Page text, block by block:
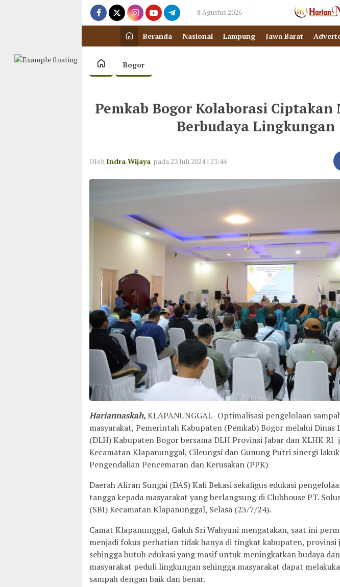
8 Agustus 2026
Beranda Nasional Lampung Jawa Barat
Bogor
Pemkab Bogor Kolaborasi Ciptakan
Berbudaya Lingkungan
Oleh Indra Wijaya pada 23 Juli 2024 | 23:44
Hariannaskah,KLAPANUNGGAL- Optimalisasi pengelolaan
masyarakat, Pemerintah Kabupaten (Pemkab) Bogor melalui Dinas
(DLH) Kabupaten Bogor bersama DLH Provinsi Jabar dan KLHK RI
Kecamatan Klapanunggal, Cileungsi dan Gunung Putri sinergi
Pengendalian Pencemaran dan Kerusakan (PPK)
Daerah Aliran Sungai (DAS) Kali Bekasi sekaligus edukasi
tangga kepada masyarakat yang berlangsung di Clubhouse PT.
(SBI) Kecamatan Klapanunggal, Selasa (23/7/24).
Camat Klapanunggal, Galuh Sri Wahyuni mengatakan, saat ini
menjadi fokus perhatian tidak hanya di tingkat kabupaten, provinsi
sehingga butuh edukasi yang masif untuk meningkatkan budaya
masyarakat peduli lingkungan sehingga masyarakat dapat
sampah dengan baik dan benar.